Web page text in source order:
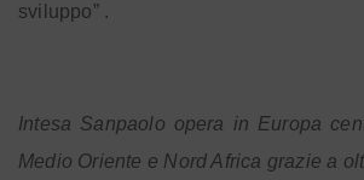
sviluppo” .
Intesa Sanpaolo opera in Europa
Medio Oriente e Nord Africa grazie a